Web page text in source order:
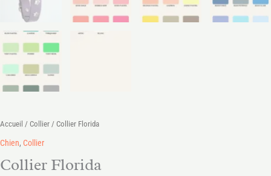
Accueil / Collier / Collier Florida
Chien, Collier
Collier Florida